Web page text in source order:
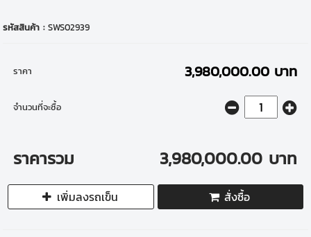
รหัสสินค้า :SWS02939
ราคา 3,980,000.00 บาท
จำนวนที่จะซื้อ
ราคารวม 3,980,000.00 บาท
เพิ่มลงรถเข็น สั่งซื้อ